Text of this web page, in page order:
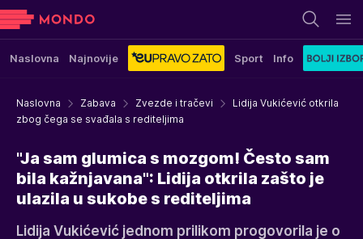
Naslovna Najnovije Sport Info
Naslovna Zabava Zvezde i tračevi
Lidija Vukićević otkrila
zbog čega se svađala s rediteljima
"Ja sam glumica s mozgom! Često sam
bila kažnjavana": Lidija otkrila zašto je
ulazila u sukobe s rediteljima
Lidija Vukićević jednom prilikom progovorila je o